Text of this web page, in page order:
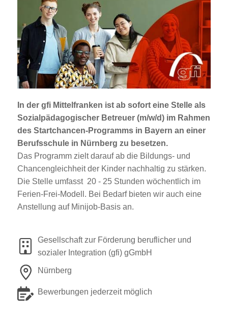
Jobportal
Presse und Medien
bbw e. V.
Karriere
Presse
News Archiv
In der gfi Mittelfranken ist ab sofort eine Stelle als
Sozialpädagogischer Betreuer (m/w/d)im Rahmen
des Startchancen-Programmsin Bayern an einer
Berufsschule in Nürnberg zu besetzen.
Das Programm zielt darauf ab die Bildungs- und
Chancengleichheit der Kinder nachhaltig zu stärken.
Die Stelle umfasst 20 - 25 Stunden wöchentlich im
Ferien-Frei-Modell. Bei Bedarf bieten wir auch eine
Anstellung auf Minijob-Basis an.
Gesellschaft zur Förderung beruflicher und
sozialer Integration (gfi) gGmbH
Nürnberg
Bewerbungen jederzeit möglich